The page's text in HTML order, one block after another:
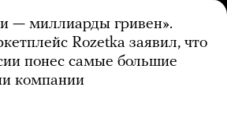
— миллиарды гривен».
Rozetka заявил, что
понес самые большие
компании